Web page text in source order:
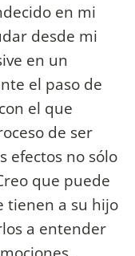
en mi
desde mi
en un
el paso de
el que
de ser
efectos no sólo
que puede
tienen a su hijo
a entender